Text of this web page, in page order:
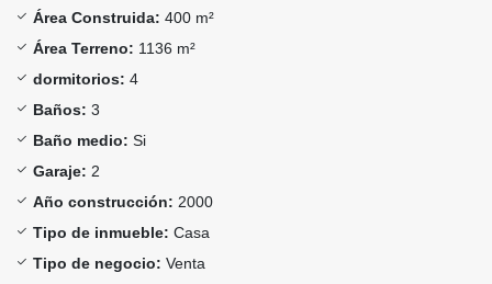
Área Construida: 400 m²
Área Terreno: 1136 m²
dormitorios: 4
Baños: 3
Baño medio: Si
Garaje: 2
Año construcción: 2000
Tipo de inmueble: Casa
Tipo de negocio: Venta